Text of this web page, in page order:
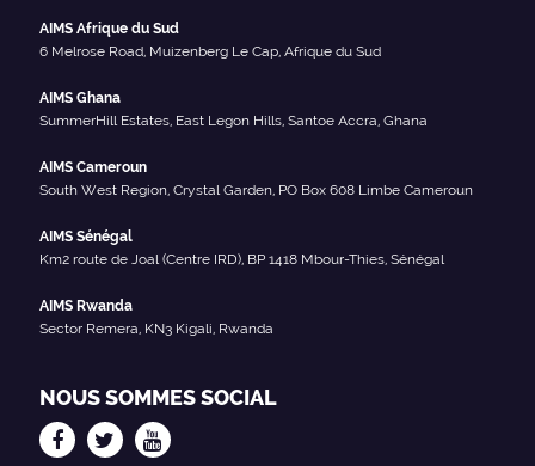
AIMS Afrique du Sud
6 Melrose Road, Muizenberg Le Cap, Afrique du Sud
AIMS Ghana
SummerHill Estates, East Legon Hills, Santoe Accra, Ghana
AIMS Cameroun
South West Region, Crystal Garden, PO Box 608 Limbe Cameroun
AIMS Sénégal
Km2 route de Joal (Centre IRD), BP 1418 Mbour-Thies, Sénégal
AIMS Rwanda
Sector Remera, KN3 Kigali, Rwanda
NOUS SOMMES SOCIAL